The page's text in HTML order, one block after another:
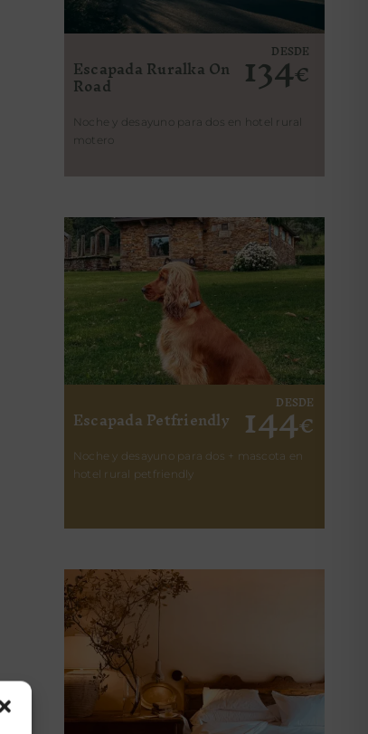
Escapada Ruralka On
Road
DESDE
134€
Noche y desayuno para dos en hotel rural
motero
Escapada Petfriendly
DESDE
144€
Noche y desayuno para dos + mascota en
hotel rural petfriendly